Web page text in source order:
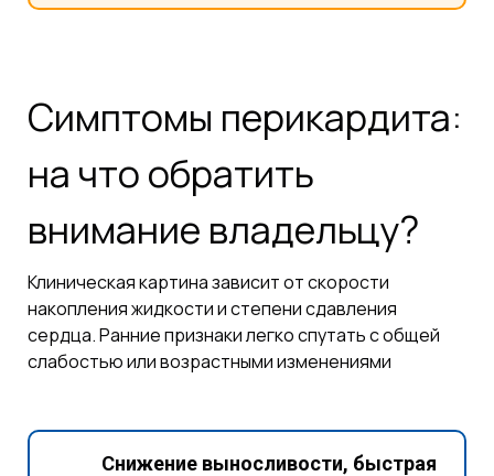
Симптомы перикардита:
на что обратить
внимание владельцу?
Клиническая картина зависит от скорости
накопления жидкости и степени сдавления
сердца. Ранние признаки легко спутать с общей
слабостью или возрастными изменениями
Снижение выносливости, быстрая